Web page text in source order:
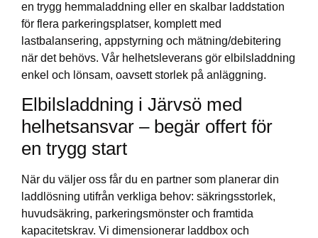
en trygg hemmaladdning eller en skalbar laddstation
för flera parkeringsplatser, komplett med
lastbalansering, appstyrning och mätning/debitering
när det behövs. Vår helhetsleverans gör elbilsladdning
enkel och lönsam, oavsett storlek på anläggning.
Elbilsladdning i Järvsö med
helhetsansvar – begär offert för
en trygg start
När du väljer oss får du en partner som planerar din
laddlösning utifrån verkliga behov: säkringsstorlek,
huvudsäkring, parkeringsmönster och framtida
kapacitetskrav. Vi dimensionerar laddbox och